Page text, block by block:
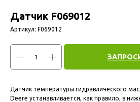
Датчик F069012
Артикул: F069012
Датчик температуры гидравлического
Deere устанавливается, как правило, в